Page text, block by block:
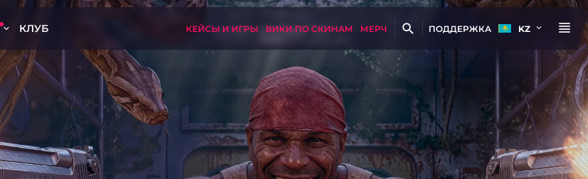
КЛУБ КЕЙСЫ И ИГРЫ ВИКИ ПО СКИНАМ МЕРЧ ПОДДЕРЖКА KZ